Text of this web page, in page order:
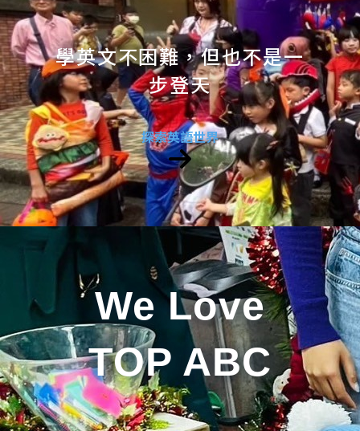
學英文不困難，但也不是一
步登天
探索英語世界
We Love
TOP ABC